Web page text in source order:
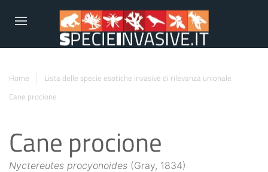
Home
Lista delle specie esotiche invasive di rilevanza unionale
Cane procione
Cane procione
Nyctereutes procyonoides (Gray, 1834)